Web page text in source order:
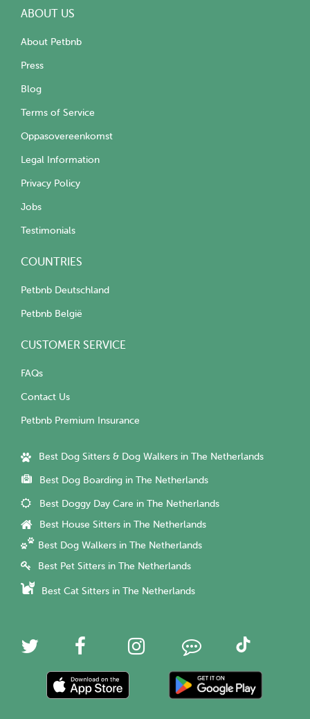
ABOUT US
About Petbnb
Press
Blog
Terms of Service
Oppasovereenkomst
Legal Information
Privacy Policy
Jobs
Testimonials
COUNTRIES
Petbnb Deutschland
Petbnb België
CUSTOMER SERVICE
FAQs
Contact Us
Petbnb Premium Insurance
Best Dog Sitters & Dog Walkers in The Netherlands
Best Dog Boarding in The Netherlands
Best Doggy Day Care in The Netherlands
Best House Sitters in The Netherlands
Best Dog Walkers in The Netherlands
Best Pet Sitters in The Netherlands
Best Cat Sitters in The Netherlands